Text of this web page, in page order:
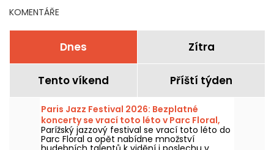
KOMENTÁŘE
Dnes Zítra
Tento víkend Příští týden
Paris Jazz Festival 2026: Bezplatné
koncerty se vrací toto léto v Parc Floral,
program
Parížský jazzový festival se vrací toto léto do
Parc Floral a opět nabídne množství